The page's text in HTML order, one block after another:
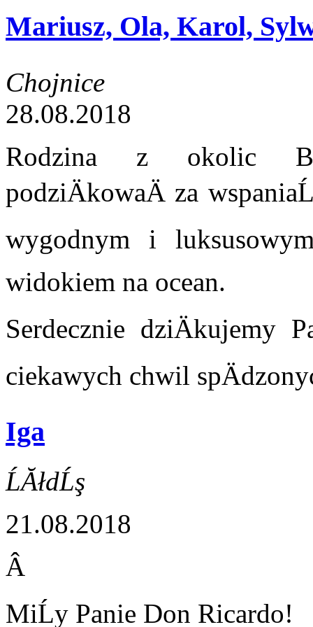
Mariusz, Ola, Karol,
Chojnice
28.08.2018
Rodzina z okolic
podziÄkowaÄ za
wygodnym i
widokiem na ocean.
Serdecznie dziÄkujemy
ciekawych chwil
Iga
ĹĂłdĹş
21.08.2018
Â
MiĹy Panie Don Ricardo!